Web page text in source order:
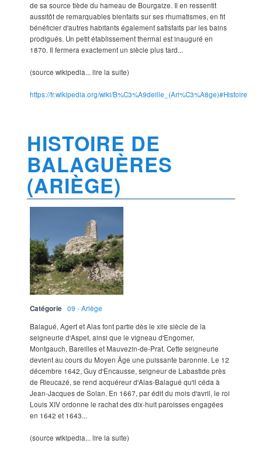
de sa source tiède du hameau de Bourgaize. Il en ressentit
aussitôt de remarquables bienfaits sur ses rhumatismes, en fit
bénéficier d'autres habitants également satisfaits par les bains
prodigués. Un petit établissement thermal est inauguré en
1870. Il fermera exactement un siècle plus tard...
(source wikipedia... lire la suite)
https://fr.wikipedia.org/wiki/B%C3%A9deille_(Ari%C3%A8ge)#Histoire
HISTOIRE DE
BALAGUÈRES
(ARIÈGE)
Catégorie
09 - Ariège
Balagué, Agert et Alas font partie dès le xiie siècle de la
seigneurie d'Aspet, ainsi que le vigneau d'Engomer,
Montgauch, Bareilles et Mauvezin-de-Prat. Cette seigneurie
devient au cours du Moyen Âge une puissante baronnie. Le 12
décembre 1642, Guy d'Encausse, seigneur de Labastide près
de Rieucazé, se rend acquéreur d'Alas-Balagué qu'il céda à
Jean-Jacques de Solan. En 1667, par édit du mois d'avril, le roi
Louis XIV ordonne le rachat des dix-huit paroisses engagées
en 1642 et 1643...
(source wikipedia... lire la suite)